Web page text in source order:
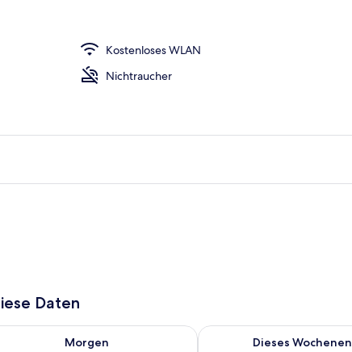
Kostenloses WLAN
Nichtraucher
Daten
Aug. 6 - Aug. 7.
Morgen
die Verfügbarkeit für morgen, Aug. 7 - Aug. 8.
Dieses
Überprüfe die